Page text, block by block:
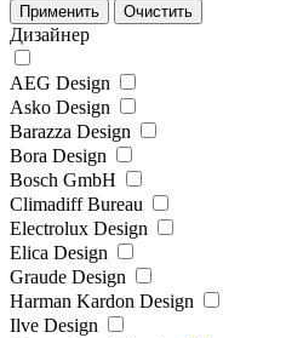
Дизайнер
AEG Design
Asko Design
Barazza Design
Bora Design
Bosch GmbH
Climadiff Bureau
Electrolux Design
Elica Design
Graude Design
Harman Kardon Design
Ilve Design